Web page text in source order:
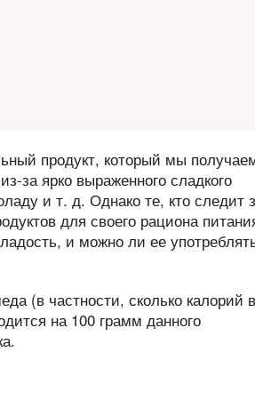
продукт, который мы
за ярко выраженного сладкого
и т. д. Однако те, кто следит
для своего рациона
и можно ли ее
(в частности, сколько калорий
на 100 грамм данного